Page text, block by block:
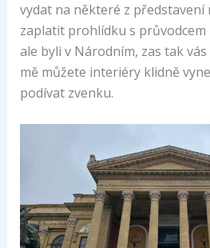
vydat na některé z představení
zaplatit prohlídku s průvodcem
ale byli v Národním, zas tak
mě můžete interiéry klidně
podívat zvenku.